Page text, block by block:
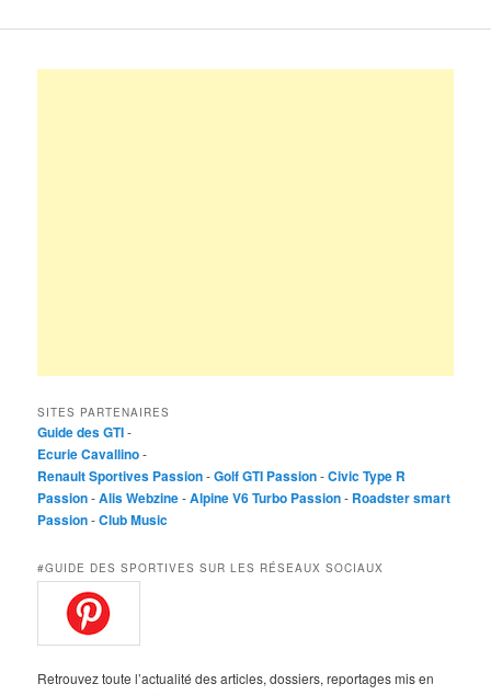
SITES PARTENAIRES
Guide des GTI-
Ecurie Cavallino-
Renault Sportives Passion-Golf GTI Passion-Civic Type R
Passion-Alis Webzine-Alpine V6 Turbo Passion- Roadster smart
Passion-Club Music
#GUIDE DES SPORTIVES SUR LES RÉSEAUX SOCIAUX
Retrouvez toute l’actualité des articles, dossiers, reportages mis en